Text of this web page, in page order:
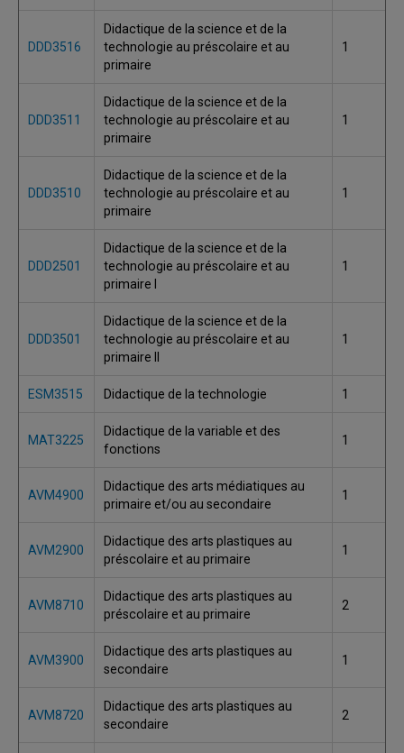
DDD3516
Didactique de la science et de la
technologie au préscolaire et au
primaire
1
DDD3511
Didactique de la science et de la
technologie au préscolaire et au
primaire
1
DDD3510
Didactique de la science et de la
technologie au préscolaire et au
primaire
1
DDD2501
Didactique de la science et de la
technologie au préscolaire et au
primaire I
1
DDD3501
Didactique de la science et de la
technologie au préscolaire et au
primaire II
1
ESM3515 Didactique de la technologie 1
MAT3225
Didactique de la variable et des
fonctions
1
AVM4900
Didactique des arts médiatiques au
primaire et/ou au secondaire
1
AVM2900
Didactique des arts plastiques au
préscolaire et au primaire
1
AVM8710
Didactique des arts plastiques au
préscolaire et au primaire
2
AVM3900
Didactique des arts plastiques au
secondaire
1
AVM8720
Didactique des arts plastiques au
secondaire
2